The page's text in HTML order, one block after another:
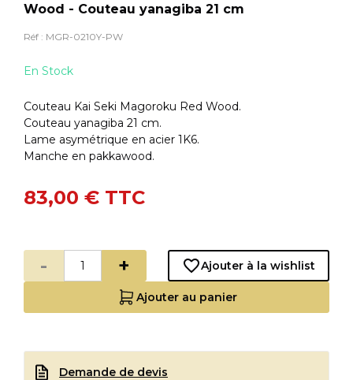
Wood - Couteau yanagiba 21 cm
Réf : MGR-0210Y-PW
En Stock
Couteau Kai Seki Magoroku Red Wood.
Couteau yanagiba 21 cm.
Lame asymétrique en acier 1K6.
Manche en pakkawood.
83,00 € TTC
- +
Ajouter au panier
Ajouter à la wishlist
Demande de devis